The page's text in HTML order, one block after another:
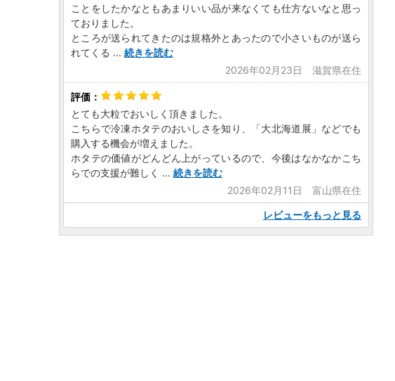
ことをしたかなともあまりいい品が来なくても仕方ないなと思っ
ておりました。
ところが送られてきたのは規格外とあったので小さいものが送ら
れてくる ... 続きを読む
2026年02月23日 滋賀県在住
とても大粒でおいしく頂きました。
こちらで冷凍ホタテのおいしさを知り、「大北海道展」などでも
購入する機会が増えました。
ホタテの価値がどんどん上がっているので、今後はなかなかこち
らでの支援が難しく ... 続きを読む
2026年02月11日 富山県在住
レビューをもっと見る